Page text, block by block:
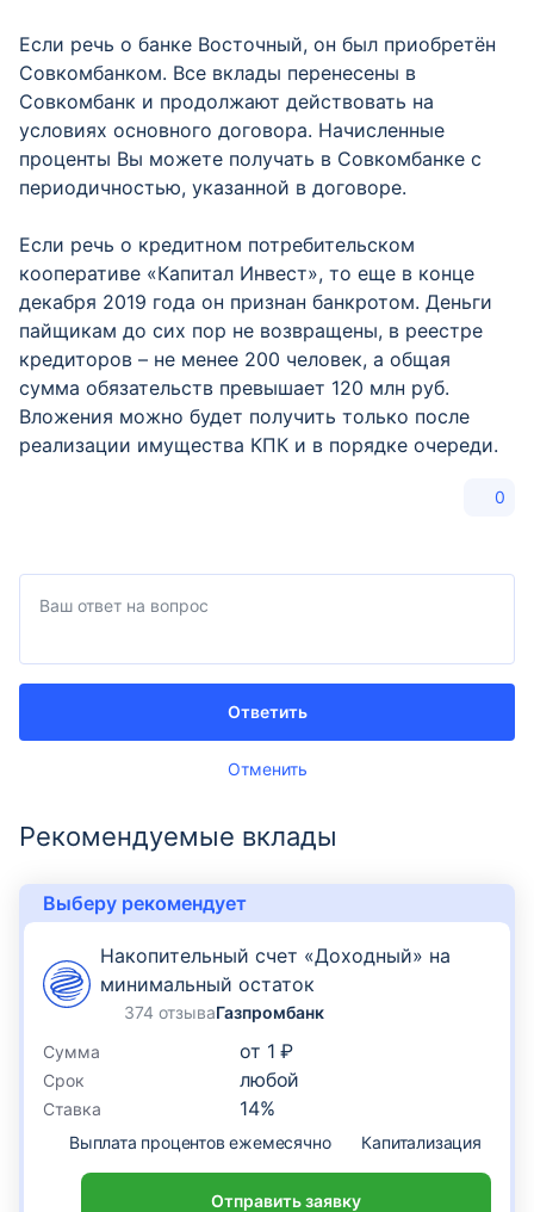
Если речь о банке Восточный, он был приобретён
Совкомбанком. Все вклады перенесены в
Совкомбанк и продолжают действовать на
условиях основного договора. Начисленные
проценты Вы можете получать в Совкомбанке с
периодичностью, указанной в договоре.
Если речь о кредитном потребительском
кооперативе «Капитал Инвест», то еще в конце
декабря 2019 года он признан банкротом. Деньги
пайщикам до сих пор не возвращены, в реестре
кредиторов – не менее 200 человек, а общая
сумма обязательств превышает 120 млн руб.
Вложения можно будет получить только после
реализации имущества КПК и в порядке очереди.
0
Отменить
Ответить
Рекомендуемые вклады
Выберу рекомендует
Накопительный счет «Доходный» на
минимальный остаток
374 отзываГазпромбанк
Сумма
от 1 ₽
Срок любой
Ставка 14%
Выплата процентов ежемесячно Капитализация
Отправить заявку